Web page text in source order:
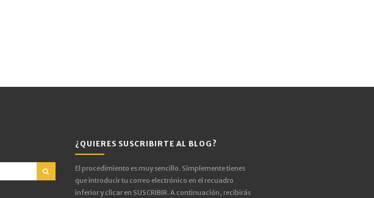
¿QUIERES SUSCRIBIRTE AL BLOG?
El procedimiento es muy sencillo. Simplemente tienes
que introducir tu correo electrónico en el recuadro
inferior y clicar en SUSCRIBIR. A continuación, recibirás